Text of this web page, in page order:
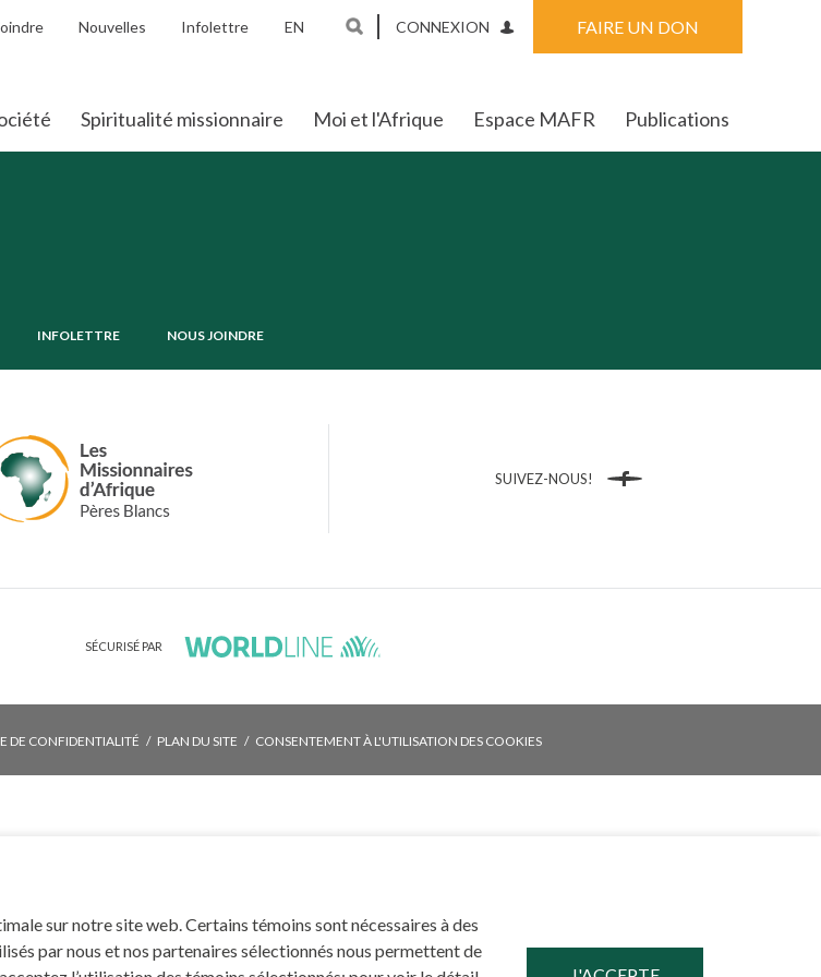
Nouvelles Infolettre EN CONNEXION FAIRE UN DON
Spiritualité missionnaire Moi et l'Afrique Espace MAFR Publications
INFOLETTRE NOUS JOINDRE
SUIVEZ-NOUS! Facebook
SÉCURISÉ PAR
DE CONFIDENTIALITÉ PLAN DU SITE CONSENTEMENT À L'UTILISATION DES COOKIES
sur notre site web. Certains témoins sont nécessaires à des
par nous et nos partenaires sélectionnés nous permettent de